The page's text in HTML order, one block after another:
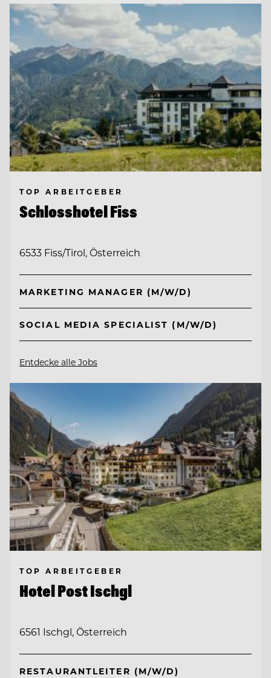
TOP ARBEITGEBER
Schlosshotel Fiss
6533 Fiss/Tirol, Österreich
MARKETING MANAGER (M/W/D)
SOCIAL MEDIA SPECIALIST (M/W/D)
Entdecke alle Jobs
TOP ARBEITGEBER
Hotel Post Ischgl
6561 Ischgl, Österreich
RESTAURANTLEITER (M/W/D)